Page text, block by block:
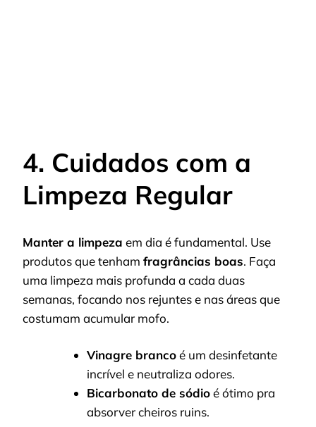
4. Cuidados com a
Limpeza Regular
Manter a limpeza em dia é fundamental. Use
produtos que tenham fragrâncias boas. Faça
uma limpeza mais profunda a cada duas
semanas, focando nos rejuntes e nas áreas que
costumam acumular mofo.
Vinagre brancoé um desinfetante
incrível e neutraliza odores.
Bicarbonato de sódioé ótimo pra
absorver cheiros ruins.